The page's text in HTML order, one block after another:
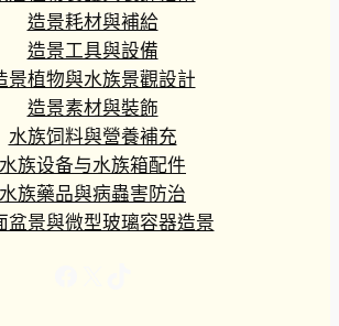
造景耗材與補給
造景工具與設備
景植物與水族景觀設計
造景素材與裝飾
水族饲料與營養補充
水族设备与水族箱配件
水族藥品與病蟲害防治
盆景與微型玻璃容器造景